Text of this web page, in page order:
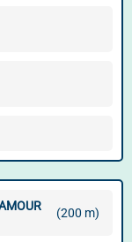
(200 m)